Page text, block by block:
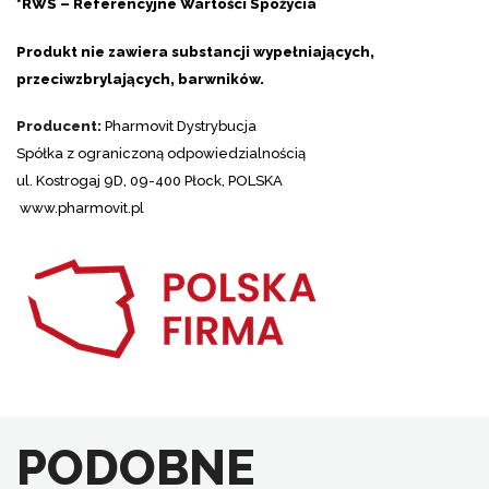
*RWS – Referencyjne Wartości Spożycia
Produkt nie zawiera substancji wypełniających,
przeciwzbrylających, barwników.
Producent: Pharmovit Dystrybucja
Spółka z ograniczoną odpowiedzialnością
ul. Kostrogaj 9D, 09-400 Płock, POLSKA
www.pharmovit.pl
PODOBNE